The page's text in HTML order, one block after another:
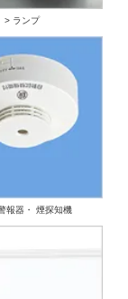
> ランプ
報器・ 煙探知機